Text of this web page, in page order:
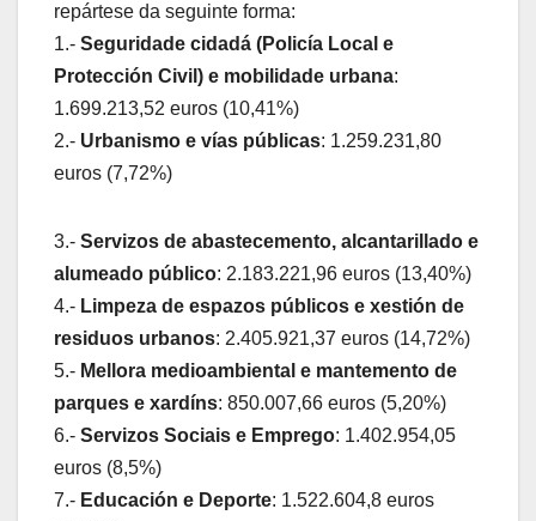
repártese da seguinte forma:
1.- Seguridade cidadá (Policía Local e
Protección Civil) e mobilidade urbana:
1.699.213,52 euros (10,41%)
2.- Urbanismo e vías públicas: 1.259.231,80
euros (7,72%)
3.- Servizos de abastecemento, alcantarillado e
alumeado público: 2.183.221,96 euros (13,40%)
4.- Limpeza de espazos públicos e xestión de
residuos urbanos: 2.405.921,37 euros (14,72%)
5.- Mellora medioambiental e mantemento de
parques e xardíns: 850.007,66 euros (5,20%)
6.- Servizos Sociais e Emprego: 1.402.954,05
euros (8,5%)
7.- Educación e Deporte: 1.522.604,8 euros